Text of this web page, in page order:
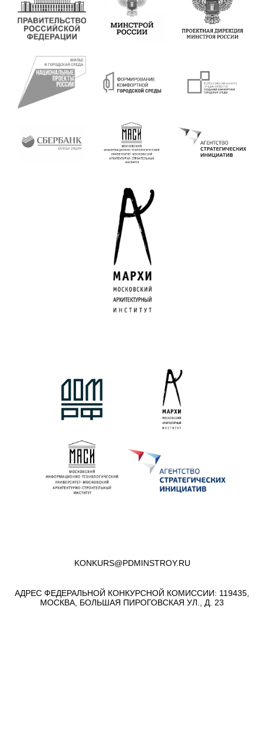
KONKURS@PDMINSTROY.RU
АДРЕС ФЕДЕРАЛЬНОЙ КОНКУРСНОЙ КОМИССИИ: 119435,
МОСКВА, БОЛЬШАЯ ПИРОГОВСКАЯ УЛ., Д. 23